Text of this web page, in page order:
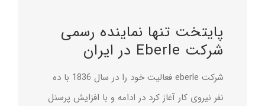
پایتخت تنها نماینده رسمی
شرکت Eberle در ایران
شرکت eberle فعالیت خود را در سال 1836 با ده
نفر نیروی کار آغاز کرد در ادامه و با افزایش پرسنل